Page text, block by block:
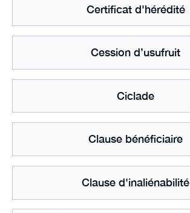
Certificat d'hérédité
Cession d’usufruit
Ciclade
Clause bénéficiaire
Clause d'inaliénabilité